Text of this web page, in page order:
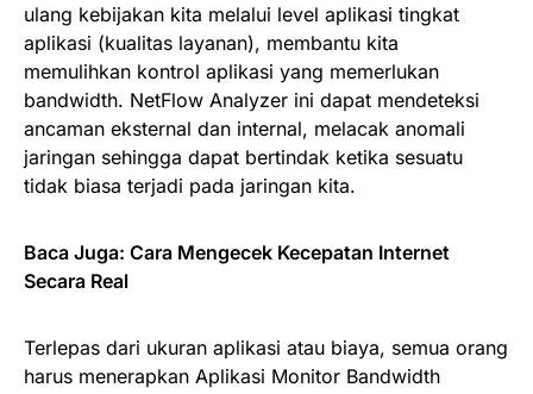
ulang kebijakan kita melalui level aplikasi tingkat
aplikasi (kualitas layanan), membantu kita
memulihkan kontrol aplikasi yang memerlukan
bandwidth. NetFlow Analyzer ini dapat mendeteksi
ancaman eksternal dan internal, melacak anomali
jaringan sehingga dapat bertindak ketika sesuatu
tidak biasa terjadi pada jaringan kita.
Baca Juga: Cara Mengecek Kecepatan Internet
Secara Real
Terlepas dari ukuran aplikasi atau biaya, semua orang
harus menerapkan Aplikasi Monitor Bandwidth